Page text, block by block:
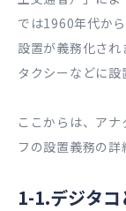
では1960年代か
設置が義務化さ
タクシーなどに設
ここからは、ア
フの設置義務の
1-1.デジタ